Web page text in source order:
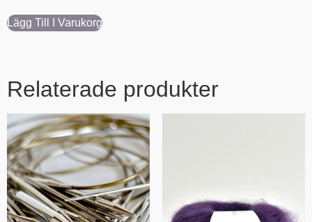
Lägg Till I Varukorg
Relaterade produkter